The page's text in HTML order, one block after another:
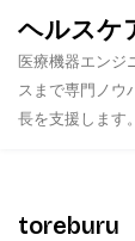
content
ヘルスケ
医療機器エンジ
スまで専門ノウ
長を支援します。
toreburu